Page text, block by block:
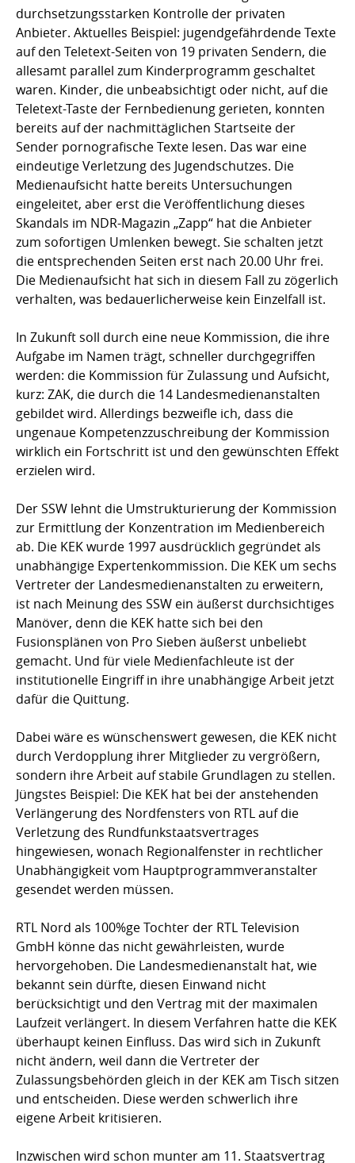
durchsetzungsstarken Kontrolle der privaten
Anbieter. Aktuelles Beispiel: jugendgefährdende Texte
auf den Teletext-Seiten von 19 privaten Sendern, die
allesamt parallel zum Kinderprogramm geschaltet
waren. Kinder, die unbeabsichtigt oder nicht, auf die
Teletext-Taste der Fernbedienung gerieten, konnten
bereits auf der nachmittäglichen Startseite der
Sender pornografische Texte lesen. Das war eine
eindeutige Verletzung des Jugendschutzes. Die
Medienaufsicht hatte bereits Untersuchungen
eingeleitet, aber erst die Veröffentlichung dieses
Skandals im NDR-Magazin „Zapp“ hat die Anbieter
zum sofortigen Umlenken bewegt. Sie schalten jetzt
die entsprechenden Seiten erst nach 20.00 Uhr frei.
Die Medienaufsicht hat sich in diesem Fall zu zögerlich
verhalten, was bedauerlicherweise kein Einzelfall ist.
In Zukunft soll durch eine neue Kommission, die ihre
Aufgabe im Namen trägt, schneller durchgegriffen
werden: die Kommission für Zulassung und Aufsicht,
kurz: ZAK, die durch die 14 Landesmedienanstalten
gebildet wird. Allerdings bezweifle ich, dass die
ungenaue Kompetenzzuschreibung der Kommission
wirklich ein Fortschritt ist und den gewünschten Effekt
erzielen wird.
Der SSW lehnt die Umstrukturierung der Kommission
zur Ermittlung der Konzentration im Medienbereich
ab. Die KEK wurde 1997 ausdrücklich gegründet als
unabhängige Expertenkommission. Die KEK um sechs
Vertreter der Landesmedienanstalten zu erweitern,
ist nach Meinung des SSW ein äußerst durchsichtiges
Manöver, denn die KEK hatte sich bei den
Fusionsplänen von Pro Sieben äußerst unbeliebt
gemacht. Und für viele Medienfachleute ist der
institutionelle Eingriff in ihre unabhängige Arbeit jetzt
dafür die Quittung.
Dabei wäre es wünschenswert gewesen, die KEK nicht
durch Verdopplung ihrer Mitglieder zu vergrößern,
sondern ihre Arbeit auf stabile Grundlagen zu stellen.
Jüngstes Beispiel: Die KEK hat bei der anstehenden
Verlängerung des Nordfensters von RTL auf die
Verletzung des Rundfunkstaatsvertrages
hingewiesen, wonach Regionalfenster in rechtlicher
Unabhängigkeit vom Hauptprogrammveranstalter
gesendet werden müssen.
RTL Nord als 100%ge Tochter der RTL Television
GmbH könne das nicht gewährleisten, wurde
hervorgehoben. Die Landesmedienanstalt hat, wie
bekannt sein dürfte, diesen Einwand nicht
berücksichtigt und den Vertrag mit der maximalen
Laufzeit verlängert. In diesem Verfahren hatte die KEK
überhaupt keinen Einfluss. Das wird sich in Zukunft
nicht ändern, weil dann die Vertreter der
Zulassungsbehörden gleich in der KEK am Tisch sitzen
und entscheiden. Diese werden schwerlich ihre
eigene Arbeit kritisieren.
Inzwischen wird schon munter am 11. Staatsvertrag